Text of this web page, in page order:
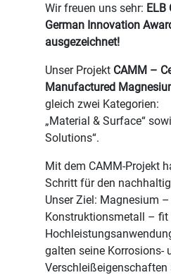
Wir freuen uns sehr: ELB
German Innovation
ausgezeichnet!
Unser Projekt CAMM –
Manufactured
gleich zwei Kategorien:
„Material & Surface“
Solutions“.
Mit dem CAMM-Projekt
Schritt für den
Unser Ziel: Magnesium
Konstruktionsmetall – fit
galten seine Korrosions-